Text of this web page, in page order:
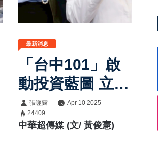
最新消息
「台中101」啟
動投資藍圖 立院
財委會率團考察
預定地 市長盧秀
張噬霆
Apr 10 2025
24409
中華超傳媒 (文/ 黃俊憲)